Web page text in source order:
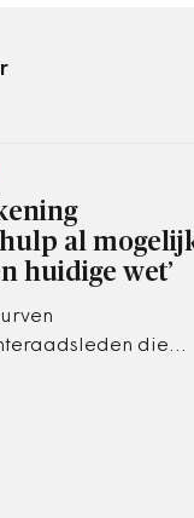
al
huidige wet’
die